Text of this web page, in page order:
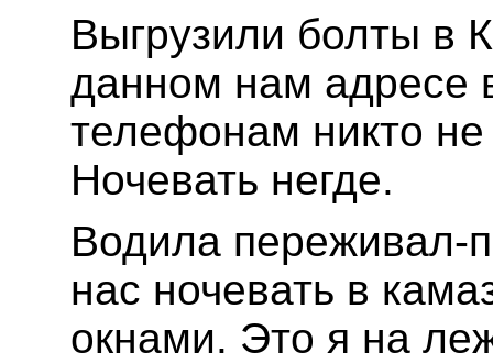
Выгрузили болты в
данном нам адресе
телефонам никто не
Ночевать негде.
Водила переживал-
нас ночевать в
окнами. Это я на